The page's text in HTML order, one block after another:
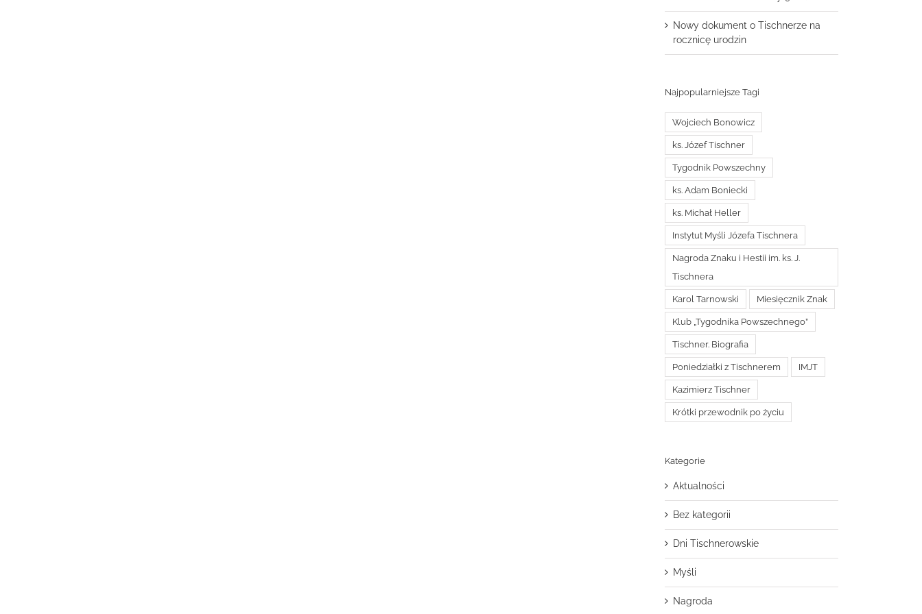
Nowy dokument o Tischnerze na
rocznicę urodzin
Najpopularniejsze Tagi
Wojciech Bonowicz
ks. Józef Tischner
Tygodnik Powszechny
ks. Adam Boniecki
ks. Michał Heller
Instytut Myśli Józefa Tischnera
Nagroda Znaku i Hestii im. ks. J.
Tischnera
Karol Tarnowski Miesięcznik Znak
Klub „Tygodnika Powszechnego”
Tischner. Biografia
Poniedziałki z Tischnerem IMJT
Kazimierz Tischner
Krótki przewodnik po życiu
Kategorie
Aktualności
Bez kategorii
Dni Tischnerowskie
Myśli
Nagroda